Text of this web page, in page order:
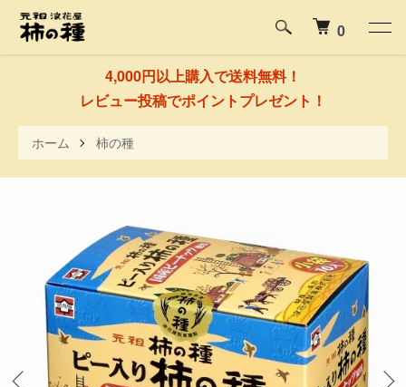
4,000円以上購入で送料無料！
レビュー投稿でポイントプレゼント！
0
ホーム 柿の種